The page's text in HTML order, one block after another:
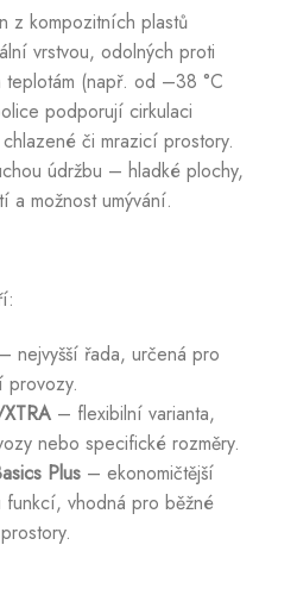
z kompozitních plastů
vrstvou, odolných proti
(např. od –38 °C
podporují cirkulaci
či mrazicí prostory.
údržbu – hladké plochy,
a možnost umývání.
– nejvyšší řada, určená pro
provozy.
– flexibilní varianta,
nebo specifické rozměry.
Plus – ekonomičtější
vhodná pro běžné